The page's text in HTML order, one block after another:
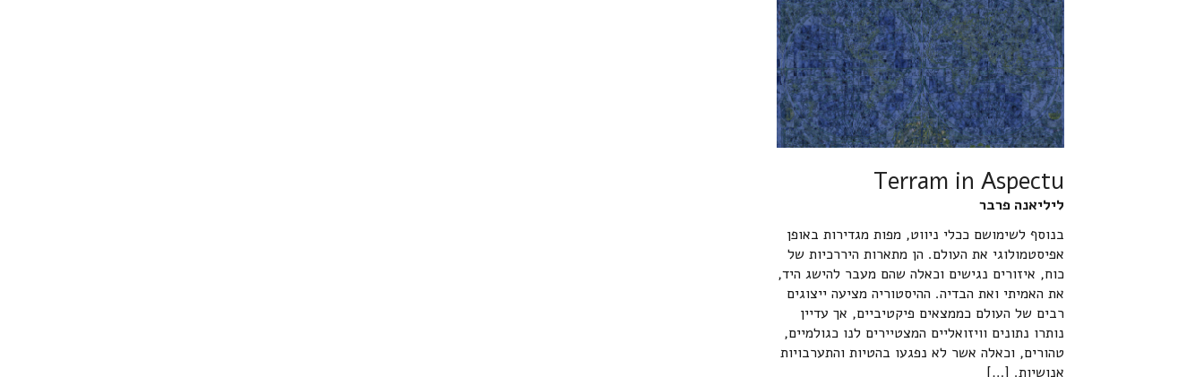
Terram in Aspectu
ליליאנה פרבר
בנוסף לשימושם ככלי ניווט, מפות מגדירות באופן
אפיסטמולוגי את העולם. הן מתארות היררכיות של
כוח, איזורים נגישים וכאלה שהם מעבר להישג היד,
את האמיתי ואת הבדיה. ההיסטוריה מציעה ייצוגים
רבים של העולם כממצאים פיקטיביים, אך עדיין
נותרו נתונים וויזואליים המצטיירים לנו כגולמיים,
טהורים, וכאלה אשר לא נפגעו בהטיות והתערבויות
אנושיות. […]